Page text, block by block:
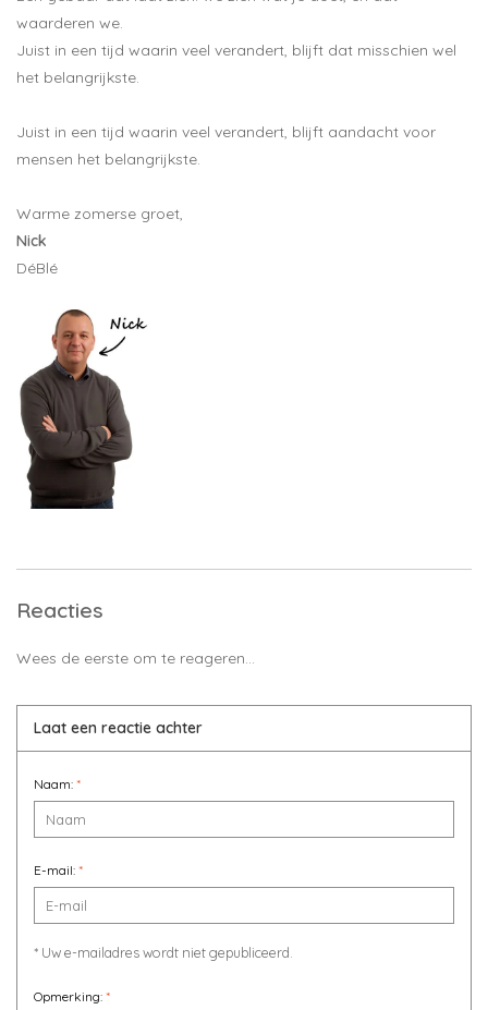
waarderen we.
Juist in een tijd waarin veel verandert, blijft dat misschien wel
het belangrijkste.
Juist in een tijd waarin veel verandert, blijft aandacht voor
mensen het belangrijkste.
Warme zomerse groet,
Nick
DéBlé
Reacties
Wees de eerste om te reageren...
Laat een reactie achter
Naam: *
E-mail: *
* Uw e-mailadres wordt niet gepubliceerd.
Opmerking: *